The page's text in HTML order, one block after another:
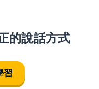
的說話方式
習